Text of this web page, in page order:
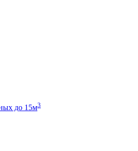
до 15м3